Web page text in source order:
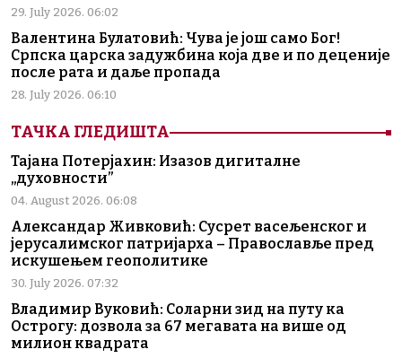
29. July 2026. 06:02
Валентина Булатовић: Чува је још само Бог!
Српска царска задужбина која две и по деценије
после рата и даље пропада
28. July 2026. 06:10
ТАЧКА ГЛЕДИШТА
Тајана Потерјахин: Изазов дигиталне
„духовности”
04. August 2026. 06:08
Александар Живковић: Сусрет васељенског и
јерусалимског патријарха – Православље пред
искушењем геополитике
30. July 2026. 07:32
Владимир Вуковић: Соларни зид на путу ка
Острогу: дозвола за 67 мегавата на више од
милион квадрата